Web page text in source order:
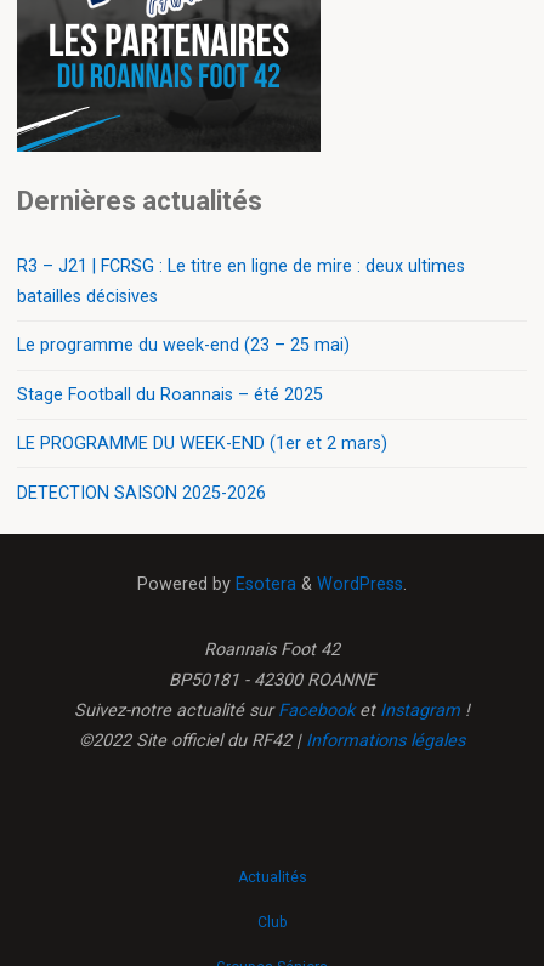
Dernières actualités
R3 – J21 | FCRSG : Le titre en ligne de mire : deux ultimes
batailles décisives
Le programme du week-end (23 – 25 mai)
Stage Football du Roannais – été 2025
LE PROGRAMME DU WEEK-END (1er et 2 mars)
DETECTION SAISON 2025-2026
Powered by Esotera & WordPress.
Roannais Foot 42
BP50181 - 42300 ROANNE
Suivez-notre actualité surFacebooket Instagram !
©2022 Site officiel du RF42 | Informations légales
Actualités
Club